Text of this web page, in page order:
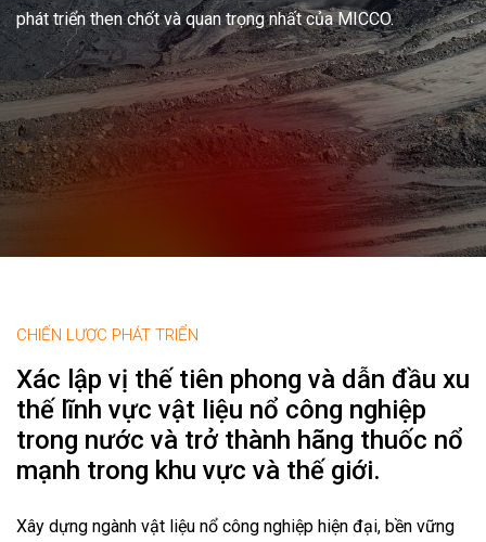
phát triển then chốt và quan trọng nhất của MICCO.
CHIẾN LƯỢC PHÁT TRIỂN
Xác lập vị thế tiên phong và dẫn đầu xu
thế lĩnh vực vật liệu nổ công nghiệp
trong nước và trở thành hãng thuốc nổ
mạnh trong khu vực và thế giới.
Xây dựng ngành vật liệu nổ công nghiệp hiện đại, bền vững